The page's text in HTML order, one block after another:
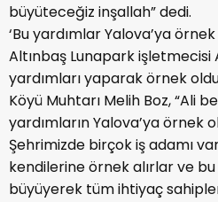
büyüteceğiz inşallah” dedi.
‘Bu yardımlar Yalova’ya örnek
Altınbaş Lunapark işletmecisi
yardımları yaparak örnek
Köyü Muhtarı Melih Boz, “Ali
yardımların Yalova’ya örnek
Şehrimizde birçok iş adamı
kendilerine örnek alırlar ve
büyüyerek tüm ihtiyaç